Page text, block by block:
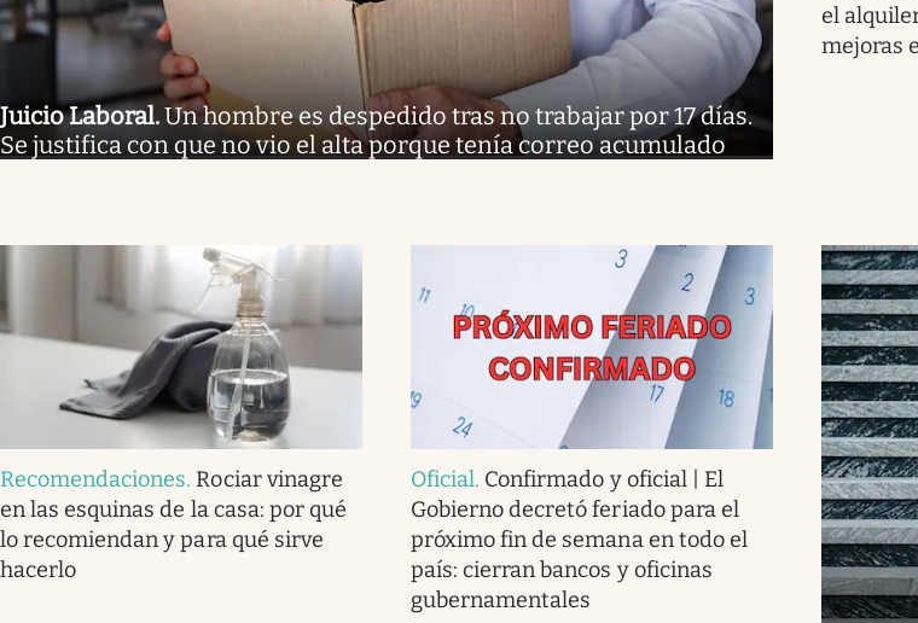
Juicio Laboral.Un hombre es despedido tras no trabajar por 17 días.
Se justifica con que no vio el alta porque tenía correo acumulado
el
mejoras
Recomendaciones. Rociar vinagre
en las esquinas de la casa: por qué
lo recomiendan y para qué sirve
hacerlo
Oficial. Confirmado y oficial | El
Gobierno decretó feriado para el
próximo fin de semana en todo el
país: cierran bancos y oficinas
gubernamentales